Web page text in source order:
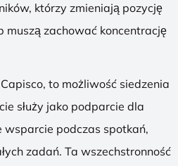
którzy zmieniają pozycję
muszą zachować koncentrację
to możliwość siedzenia
służy jako podparcie dla
podczas spotkań,
zadań. Ta wszechstronność